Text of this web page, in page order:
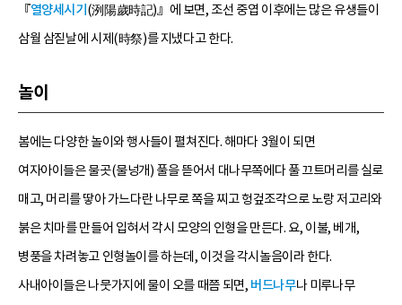
『열양세시기 (洌陽歲時記)』에 보면, 조선 중엽 이후에는 많은 유생들이
삼월 삼짇날에 시제(時祭)를 지냈다고 한다.
놀이
봄에는 다양한 놀이와 행사들이 펼쳐진다. 해마다 3월이 되면
여자아이들은 물곳(물넝개) 풀을 뜯어서 대나무쪽에다 풀 끄트머리를 실로
매고, 머리를 땋아 가느다란 나무로 쪽을 찌고 헝겊조각으로 노랑 저고리와
붉은 치마를 만들어 입혀서 각시 모양의 인형을 만든다. 요, 이불, 베개,
병풍을 차려놓고 인형놀이를 하는데, 이것을 각시놀음이라 한다.
사내아이들은 나뭇가지에 물이 오를 때쯤 되면, 버드나무나 미루나무